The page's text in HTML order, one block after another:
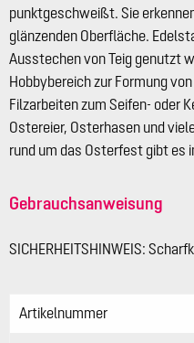
punktgeschweißt. Sie
glänzenden Oberfläche.
Ausstechen von Teig genutzt
Hobbybereich zur Formung
Filzarbeiten zum Seifen- oder
Ostereier, Osterhasen und
rund um das Osterfest gibt es
Gebrauchsanweisung
SICHERHEITSHINWEIS:
Artikelnummer